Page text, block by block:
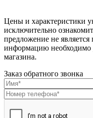
Цены и характеристики
исключительно
предложение не
информацию необходимо
магазина.
Заказ обратного звонка